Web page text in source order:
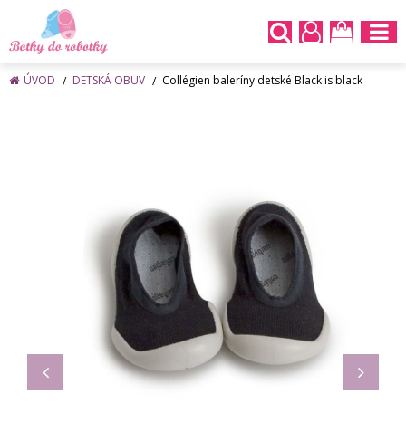
ÚVOD DETSKÁ OBUV Collégien baleríny detské Black is black